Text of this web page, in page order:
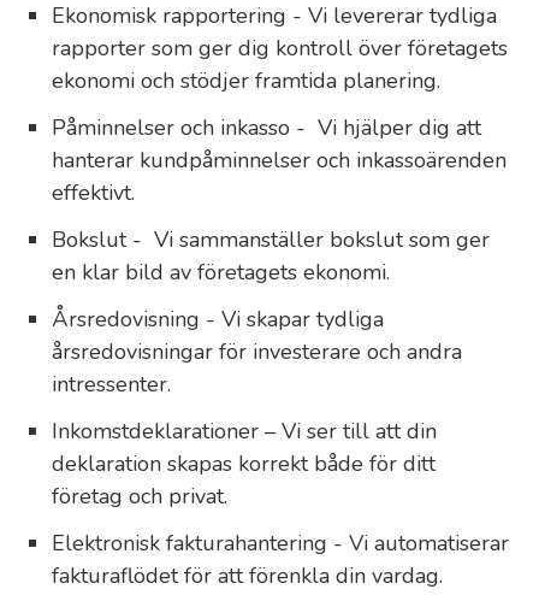
Ekonomisk rapportering - Vi levererar tydliga
rapporter som ger dig kontroll över företagets
ekonomi och stödjer framtida planering.
Påminnelser och inkasso - Vi hjälper dig att
hanterar kundpåminnelser och inkassoärenden
effektivt.
Bokslut - Vi sammanställer bokslut som ger
en klar bild av företagets ekonomi.
Årsredovisning - Vi skapar tydliga
årsredovisningar för investerare och andra
intressenter.
Inkomstdeklarationer – Vi ser till att din
deklaration skapas korrekt både för ditt
företag och privat.
Elektronisk fakturahantering - Vi automatiserar
fakturaflödet för att förenkla din vardag.